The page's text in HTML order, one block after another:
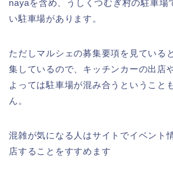
nayaを含め、うしくつむぎ村の駐車場
い駐車場があります。
ただしマルシェの募集要項を見ている
集しているので、キッチンカーの出店
よっては駐車場が混み合うということ
ん。
混雑が気になる人はサイトでイベント
店することをすすめます